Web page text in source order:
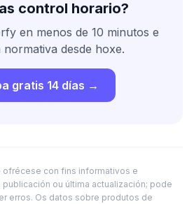
control horario?
en menos de 10 minutos e
desde hoxe.
gratis 14 días →
con fins informativos e
ou última actualización; pode
erros. Os datos sobre produtos de